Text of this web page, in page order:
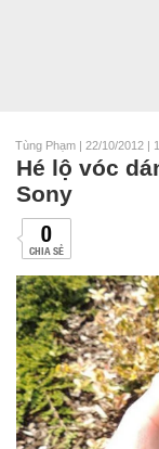
Tùng Phạm | 22/10/2012 |
Hé lộ vóc
Sony
0
CHIA SẺ